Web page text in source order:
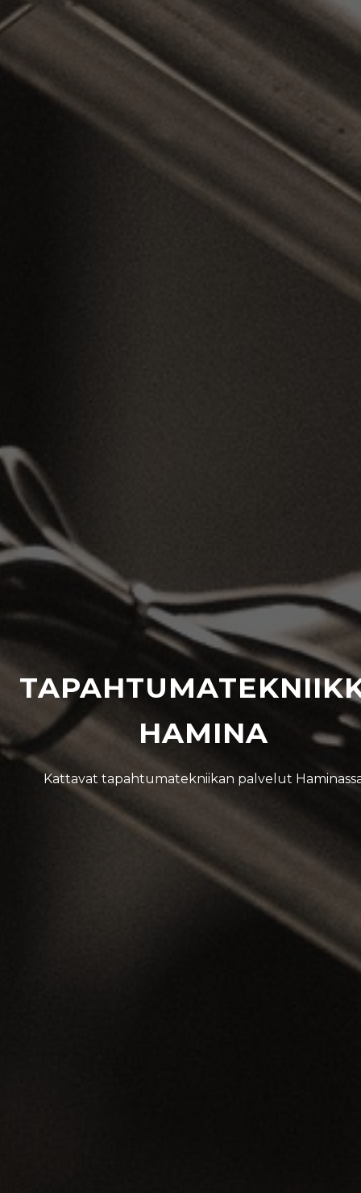
HAMINA
Kattavat tapahtumatekniikan palvelut